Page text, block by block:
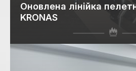
Оновлена лінійка
KRONAS